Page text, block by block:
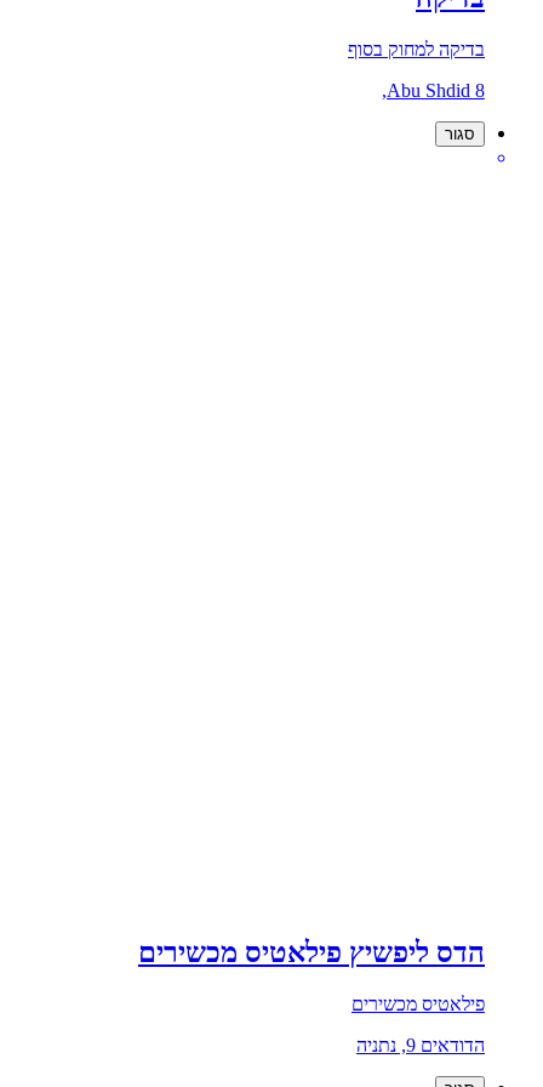
בדיקה למחוק בסוף
Abu Shdid 8,
סגור
הדס ליפשיץ פילאטיס מכשירים
פילאטיס מכשירים
הדודאים 9, נתניה